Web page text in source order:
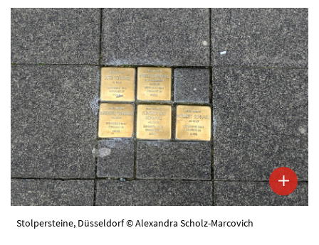
Stolpersteine, Düsseldorf © Alexandra Scholz-Marcovich